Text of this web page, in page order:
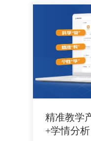
准教学，就
的衔接链路
整合为适配
全流程支撑
散的功能工
环节的精准
精准教学
+学情分